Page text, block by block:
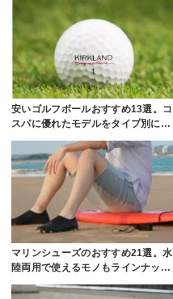
安いゴルフボールおすすめ13選。コ
スパに優れたモデルをタイプ別に…
マリンシューズのおすすめ21選。水
陸両用で使えるモノもラインナッ…